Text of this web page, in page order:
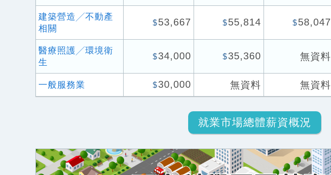
建築營造╱不動產
相關
$53,667 $55,814 $58,047
醫療照護╱環境衛
生
$34,000 $35,360 無資料
一般服務業 $30,000 無資料 無資料
就業市場總體薪資概況